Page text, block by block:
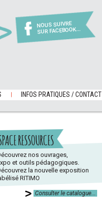
NOUS SUIVRE
SUR FACEBOOK...
INFOS PRATIQUES / CONTACT
RESSOURCES
nos ouvrages,
et outils pédagogiques.
la nouvelle exposition
RITIMO
Consulter le catalogue...